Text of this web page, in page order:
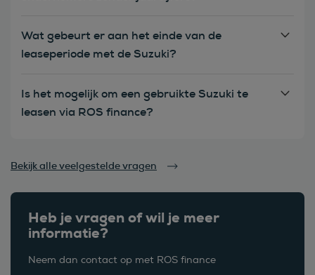
Heb je vragen of wil je meer
informatie?
Neem dan contact op met ROS finance
Wat gebeurt er aan het einde van de
leaseperiode met de Suzuki?
Is het mogelijk om een gebruikte Suzuki te
leasen via ROS finance?
Bekijk alle veelgestelde vragen